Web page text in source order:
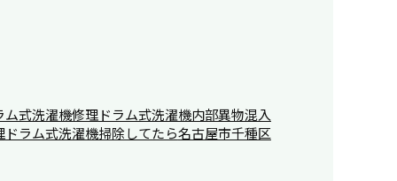
ム式洗濯機修理ドラム式洗濯機内部異物混入
ドラム式洗濯機掃除してたら名古屋市千種区